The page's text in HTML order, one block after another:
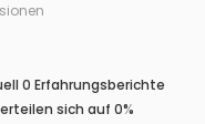
0 Erfahrungsberichte
sich auf 0%